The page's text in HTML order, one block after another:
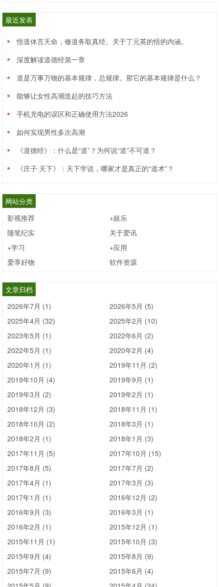
最近发表
悟道休言天命，修道务取真经。关于丁元英的悟的内涵。
深度解读道德经第一章
道是万事万物的基本规律，总规律。那它的基本规律是什么？
能够让女性高潮迭起的技巧方法
手机充电的误区和正确使用方法2026
如何实现男性多次高潮
《道德经》：什么是“道”？为何说“道”不可道？
《庄子·天下》：天下学说，哪家才是真正的“道术”？
网站分类
影视推荐
+娱乐
随笔纪实
关于爱讯
+学习
+应用
爱享好物
软件资源
文章归档
2026年7月 (1)
2026年5月 (5)
2025年4月 (32)
2025年2月 (10)
2023年5月 (1)
2022年6月 (2)
2022年5月 (1)
2020年2月 (4)
2020年1月 (1)
2019年11月 (2)
2019年10月 (4)
2019年9月 (1)
2019年3月 (2)
2019年2月 (1)
2018年12月 (3)
2018年11月 (1)
2018年10月 (2)
2018年3月 (1)
2018年2月 (1)
2018年1月 (3)
2017年11月 (5)
2017年10月 (15)
2017年8月 (5)
2017年7月 (2)
2017年4月 (1)
2017年3月 (3)
2017年1月 (1)
2016年12月 (2)
2016年9月 (3)
2016年3月 (1)
2016年2月 (1)
2015年12月 (1)
2015年11月 (1)
2015年10月 (3)
2015年9月 (4)
2015年8月 (9)
2015年7月 (9)
2015年6月 (4)